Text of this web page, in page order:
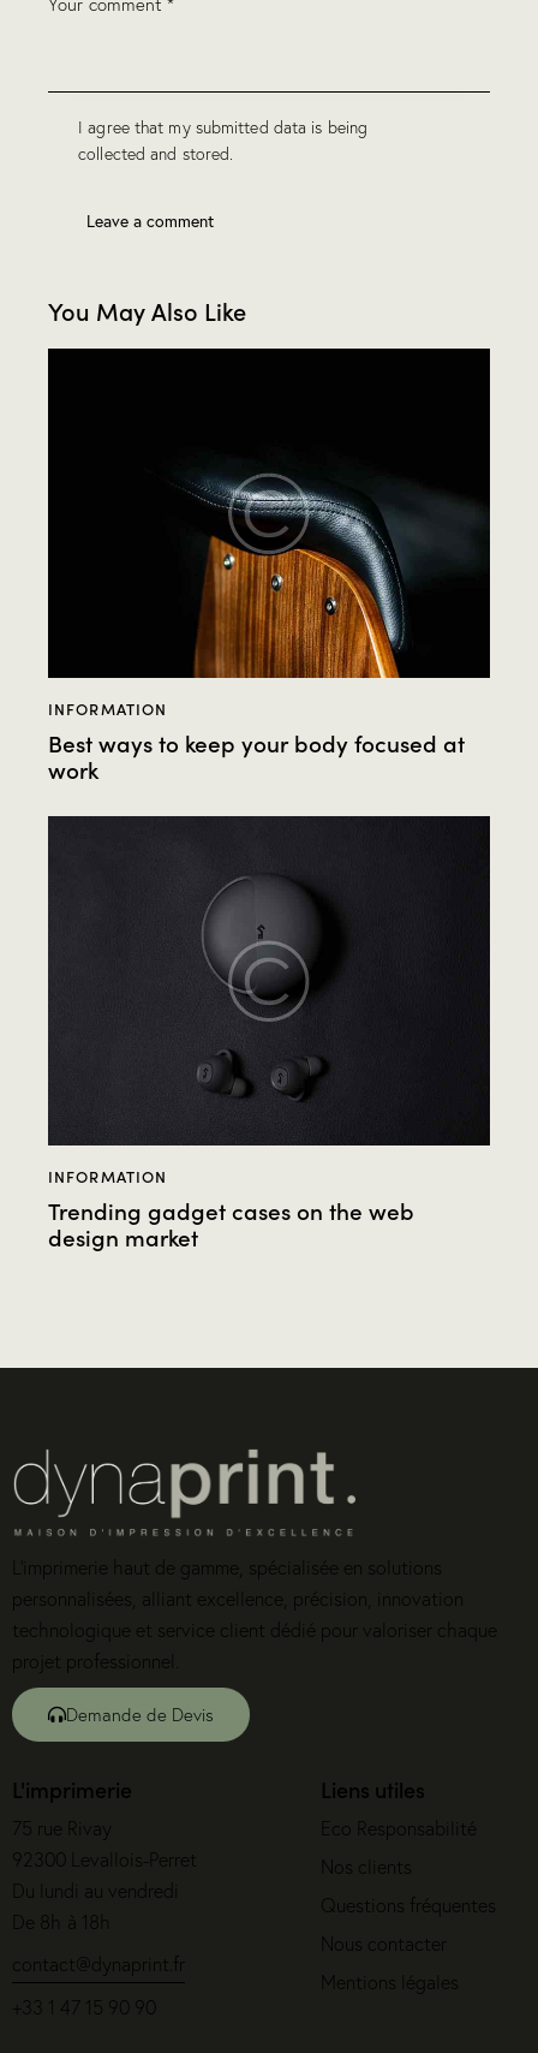
I agree that my submitted data is being
collected and stored.
You May Also Like
INFORMATION
Best ways to keep your body focused at
work
INFORMATION
Trending gadget cases on the web
design market
L’imprimerie haut de gamme, spécialisée en solutions
personnalisées, alliant excellence, précision, innovation
technologique et service client dédié pour valoriser chaque
projet professionnel.
Demande de Devis
L'imprimerie
75 rue Rivay
92300 Levallois-Perret
Du lundi au vendredi
De 8h à 18h
contact@dynaprint.fr
+33 1 47 15 90 90
Liens utiles
Eco Responsabilité
Nos clients
Questions fréquentes
Nous contacter
Mentions légales